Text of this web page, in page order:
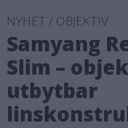
NYHET / OBJEKTIV
Samyang
Slim –
utbytbar